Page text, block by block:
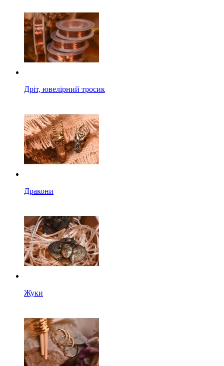
Дріт, ювелірний тросик
Дракони
Жуки